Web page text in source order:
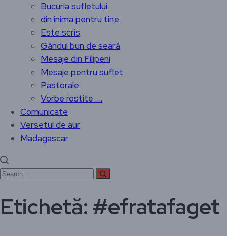
Bucuria sufletului
din inima pentru tine
Este scris
Gândul bun de seară
Mesaje din Filipeni
Mesaje pentru suflet
Pastorale
Vorbe rostite ….
Comunicate
Versetul de aur
Madagascar
Etichetă: #efratafaget